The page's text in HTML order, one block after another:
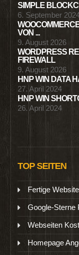
SIMPLE
6. September
VON ...
9. August 2026
WORDPRESS
FIREWALL
9. August 2026
HNP WIN DATA
27. April 2024
HNP WIN
26. April 2024
TOP SEITEN
Fertige
Google-Sterne
Webseiten
Homepage